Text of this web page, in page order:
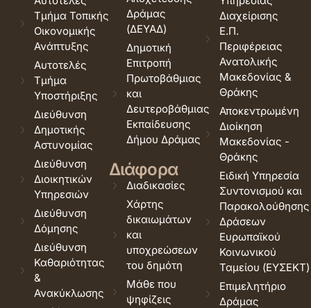
Τμήμα Τοπικής
Οικονομικής
Ανάπτυξης
Αυτοτελές
Τμήμα
Υποστήριξης
Διεύθυνση
Δημοτικής
Αστυνομίας
Διεύθυνση
Διοικητικών
Υπηρεσιών
Διεύθυνση
Δόμησης
Διεύθυνση
Καθαριότητας
&
Ανακύκλωσης
Δράμας
(ΔΕΥΑΔ)
Δημοτική
Επιτροπή
Πρωτοβάθμιας
και
Δευτεροβάθμιας
Εκπαίδευσης
Δήμου Δράμας
Διάφορα
Διαδικασίες
Χάρτης
δικαιωμάτων
και
υποχρεώσεων
του δημότη
Μάθε που
ψηφίζεις
Διαχείρισης
Ε.Π.
Περιφέρειας
Ανατολικής
Μακεδονίας &
Θράκης
Αποκεντρωμένη
Διοίκηση
Μακεδονίας -
Θράκης
Ειδική Υπηρεσία
Συντονισμού και
Παρακολούθησης
Δράσεων
Ευρωπαϊκού
Κοινωνικού
Ταμείου (ΕΥΣΕΚΤ)
Επιμελητήριο
Δράμας